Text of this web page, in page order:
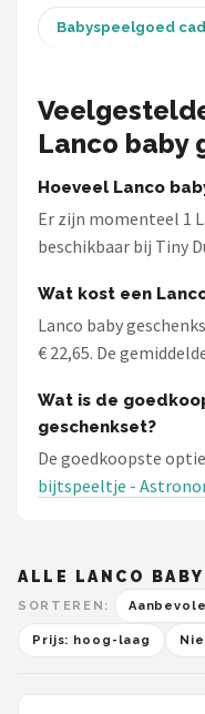
Soft Touch
FRIGG
Meyco
Done by Deer
Funnies.
Alle merken →
Babyspeelgoed
Lanco baby
Hoeveel Lanco
Er zijn momenteel 1
beschikbaar bij Tiny
Wat kost een
Lanco baby
€ 22,65. De
Wat is de
geschenkset?
De goedkoopste
bijtspeeltje -
ALLE LANCO
SORTEREN:
Prijs: hoog-laag